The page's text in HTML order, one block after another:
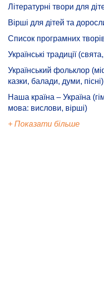
Літературні твори для
Вірші для дітей та
Список програмних
Українські традиції
Український фольклор
казки, балади, думи, пісні)
Наша країна – Україна
мова: вислови, вірші)
+ Показати більше